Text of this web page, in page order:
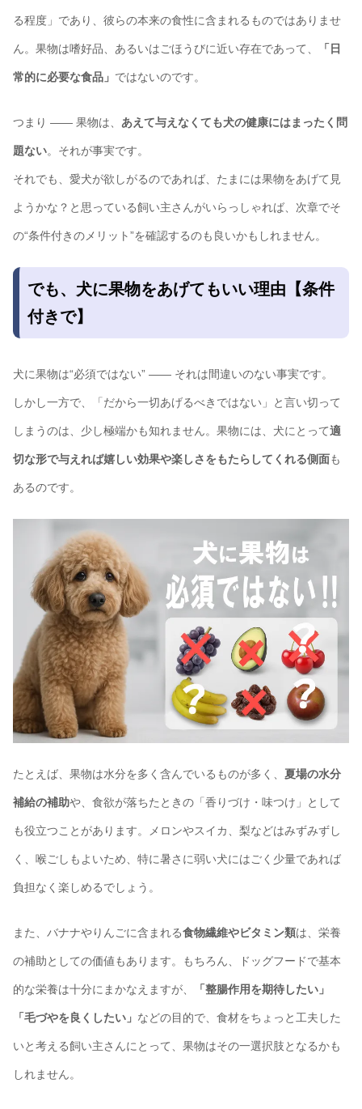
る程度」であり、彼らの本来の食性に含まれるものではありませ
ん。果物は嗜好品、あるいはごほうびに近い存在であって、 「日
常的に必要な食品」 ではないのです。
つまり ―― 果物は、 あえて与えなくても犬の健康にはまったく問
題ない。それが事実です。
それでも、愛犬が欲しがるのであれば、たまには果物をあげて見
ようかな？と思っている飼い主さんがいらっしゃれば、次章でそ
の“条件付きのメリット”を確認するのも良いかもしれません。
でも、犬に果物をあげてもいい理由【条件
付きで】
犬に果物は“必須ではない” ―― それは間違いのない事実です。
しかし一方で、「だから一切あげるべきではない」と言い切って
しまうのは、少し極端かも知れません。果物には、犬にとって適
切な形で与えれば嬉しい効果や楽しさをもたらしてくれる側面も
あるのです。
たとえば、果物は水分を多く含んでいるものが多く、 夏場の水分
補給の補助や、食欲が落ちたときの「香りづけ・味つけ」として
も役立つことがあります。メロンやスイカ、梨などはみずみずし
く、喉ごしもよいため、特に暑さに弱い犬にはごく少量であれば
負担なく楽しめるでしょう。
また、バナナやりんごに含まれる食物繊維やビタミン類は、栄養
の補助としての価値もあります。もちろん、ドッグフードで基本
的な栄養は十分にまかなえますが、 「整腸作用を期待したい」
「毛づやを良くしたい」 などの目的で、食材をちょっと工夫した
いと考える飼い主さんにとって、果物はその一選択肢となるかも
しれません。